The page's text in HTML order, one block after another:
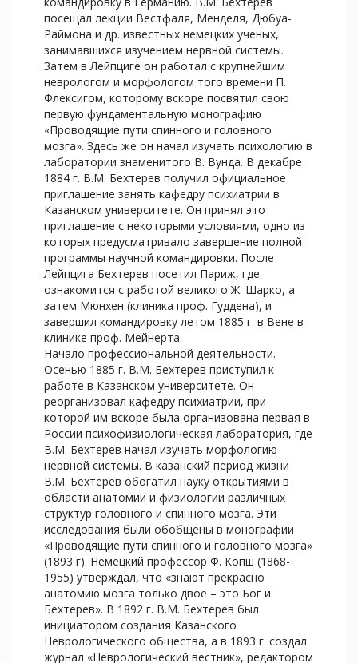
посещал лекции Вестфаля, Менделя, Дюбуа-
Раймона и др. известных немецких ученых,
занимавшихся изучением нервной системы.
Затем в Лейпциге он работал с крупнейшим
неврологом и морфологом того времени П.
Флексигом, которому вскоре посвятил свою
первую фундаментальную монографию
«Проводящие пути спинного и головного
мозга». Здесь же он начал изучать психологию в
лаборатории знаменитого В. Вунда. В декабре
1884 г. В.М. Бехтерев получил официальное
приглашение занять кафедру психиатрии в
Казанском университете. Он принял это
приглашение с некоторыми условиями, одно из
которых предусматривало завершение полной
программы научной командировки. После
Лейпцига Бехтерев посетил Париж, где
ознакомится с работой великого Ж. Шарко, а
затем Мюнхен (клиника проф. Гуддена), и
завершил командировку летом 1885 г. в Вене в
клинике проф. Мейнерта.
Начало профессиональной деятельности.
Осенью 1885 г. В.М. Бехтерев приступил к
работе в Казанском университете. Он
реорганизовал кафедру психиатрии, при
которой им вскоре была организована первая в
России психофизиологическая лаборатория, где
В.М. Бехтерев начал изучать морфологию
нервной системы. В казанский период жизни
В.М. Бехтерев обогатил науку открытиями в
области анатомии и физиологии различных
структур головного и спинного мозга. Эти
исследования были обобщены в монографии
«Проводящие пути спинного и головного мозга»
(1893 г). Немецкий профессор Ф. Копш (1868-
1955) утверждал, что «знают прекрасно
анатомию мозга только двое – это Бог и
Бехтерев». В 1892 г. В.М. Бехтерев был
инициатором создания Казанского
Неврологического общества, а в 1893 г. создал
журнал «Неврологический вестник», редактором